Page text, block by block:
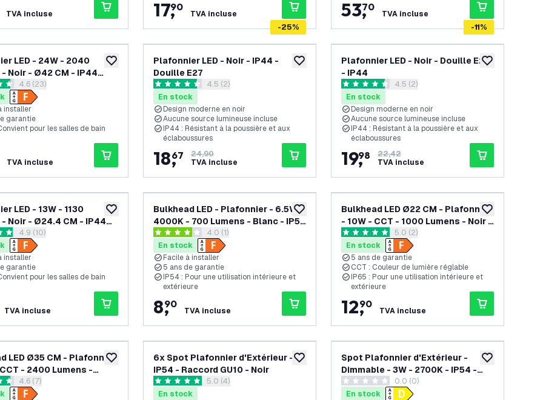
TVA incluse 17,
90
TVA incluse 53,
70
TVA incluse
ajouter à la liste de souhaits
LED - 24W - 2040
- Noir - Ø42 CM - IP44
- 2700K - Plafonnier de
ouvrir le tiroir des avis
de notation
4.6 (23)
installer
garantie
pour les salles de bain
TVA incluse
ajouter à la liste de souhaits
-25%
Plafonnier LED - Noir - IP44 -
Douille E27
ouvrir le tiroir des avis
4.5 étoiles de notation
4.5 (2)
En stock
Design moderne en noir
Aucune source lumineuse incluse
IP44 : Résistant à la poussière et aux
éclaboussures
18,
67
24,90
TVA incluse
ajouter à la
-11%
Plafonnier LED - Noir - Douille E27
- IP44
ouvrir le tiroir des avis
4.5 étoiles de notation
4.5 (2)
En stock
Design moderne en noir
Aucune source lumineuse incluse
IP44 : Résistant à la poussière et aux
éclaboussures
19,
98
22,42
TVA incluse
ajouter à la liste de souhaits
LED - 13W - 1130
- Noir - Ø24.4 CM - IP44
- 2700K - Plafonnier de
ouvrir le tiroir des avis
de notation
4.9 (10)
installer
garantie
pour les salles de bain
TVA incluse
ajouter à la liste de souhaits
Bulkhead LED - Plafonnier - 6.5W -
4000K - 700 Lumens - Blanc - IP54
étanche - 5 ans de garantie
ouvrir le tiroir des avis
4 étoiles de notation
4.0 (1)
En stock
Facile à installer
5 ans de garantie
IP54 : Pour une utilisation intérieure et
extérieure
8,
90
TVA incluse
ajouter à la
Bulkhead LED Ø22 CM - Plafonnier
- 10W - CCT - 1000 Lumens - Noir -
IP65 Etanche - 5 ans de garantie
ouvrir le tiroir des avis
5 étoiles de notation
5.0 (2)
En stock
5 ans de garantie
CCT : Couleur de lumière réglable
IP65 : Pour une utilisation intérieure et
extérieure
12,
90
TVA incluse
ajouter à la liste de souhaits
LED Ø35 CM - Plafonnier
- 2400 Lumens -
Etanche - 5 ans de
ouvrir le tiroir des avis
de notation
4.6 (7)
ajouter à la liste de souhaits
6x Spot Plafonnier d'Extérieur -
IP54 - Raccord GU10 - Noir
ouvrir le tiroir des avis
5 étoiles de notation
5.0 (4)
En stock
ajouter à la
Spot Plafonnier d'Extérieur -
Dimmable - 3W - 2700K - IP54 -
Noir
0 étoiles de notation
0.0 (0)
En stock